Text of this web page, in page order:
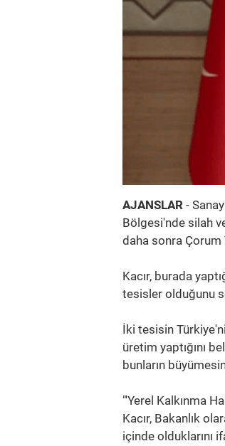
AJANSLAR -
Bölgesi'nde silah
daha sonra Çorum
Kacır, burada
tesisler olduğunu
İki tesisin
üretim yaptığını
bunların
"'Yerel Kalkınma
Kacır, Bakanlık
içinde olduklarını